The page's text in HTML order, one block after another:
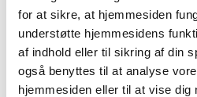
for at sikre, at hjemmesiden
understøtte hjemmesidens
af indhold eller til sikring af din
også benyttes til at analyse
hjemmesiden eller til at vise